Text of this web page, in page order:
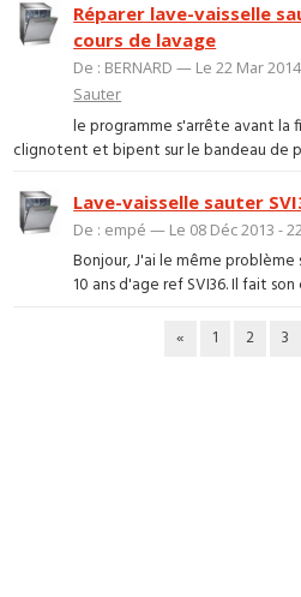
Réparer lave-vaisselle
cours de lavage
De : BERNARD — Le 22 Mar
Sauter
le programme s'arrête avant la
clignotent et bipent sur le bandeau de
Lave-vaisselle sauter
De : empé — Le 08 Déc 2013 -
Bonjour, J'ai le même problème
10 ans d'age ref SVI36. Il fait
« 1 2 3